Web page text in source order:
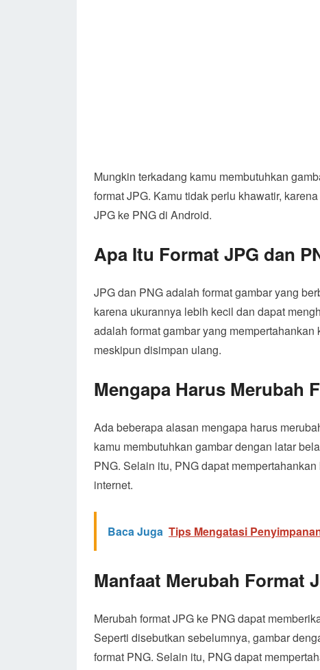
Mungkin terkadang kamu membutuhkan
format JPG. Kamu tidak perlu khawatir,
JPG ke PNG di Android.
Apa Itu Format JPG dan
JPG dan PNG adalah format gambar yang
karena ukurannya lebih kecil dan dapat
adalah format gambar yang
meskipun disimpan ulang.
Mengapa Harus Merubah
Ada beberapa alasan mengapa harus
kamu membutuhkan gambar dengan latar
PNG. Selain itu, PNG dapat
internet.
Baca Juga Tips Mengatasi
Manfaat Merubah Format
Merubah format JPG ke PNG dapat
Seperti disebutkan sebelumnya, gambar
format PNG. Selain itu, PNG dapat